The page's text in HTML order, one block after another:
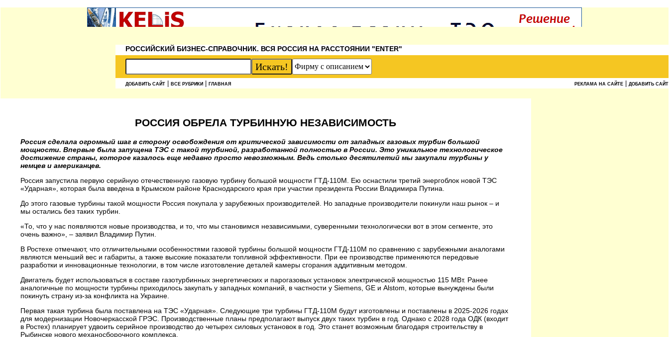
РОССИЙСКИЙ БИЗНЕС-СПРАВОЧНИК. ВСЯ РОССИЯ НА РАССТОЯНИИ "ENTER"
ДОБАВИТЬ САЙТ ВСЕ РУБРИКИ ГЛАВНАЯ РЕКЛАМА НА САЙТЕ ДОБАВИТЬ САЙТ
РОССИЯ ОБРЕЛА ТУРБИННУЮ НЕЗАВИСИМОСТЬ
Россия сделала огромный шаг в сторону освобождения от критической зависимости от западных газовых турбин большой
мощности. Впервые была запущена ТЭС с такой турбиной, разработанной полностью в России. Это уникальное технологическое
достижение страны, которое казалось еще недавно просто невозможным. Ведь столько десятилетий мы закупали турбины у
немцев и американцев.
Россия запустила первую серийную отечественную газовую турбину большой мощности ГТД-110М. Ею оснастили третий энергоблок новой ТЭС
«Ударная», которая была введена в Крымском районе Краснодарского края при участии президента России Владимира Путина.
До этого газовые турбины такой мощности Россия покупала у зарубежных производителей. Но западные производители покинули наш рынок – и
мы остались без таких турбин.
«То, что у нас появляются новые производства, и то, что мы становимся независимыми, суверенными технологически вот в этом сегменте, это
очень важно», – заявил Владимир Путин.
В Ростехе отмечают, что отличительными особенностями газовой турбины большой мощности ГТД-110М по сравнению с зарубежными аналогами
являются меньший вес и габариты, а также высокие показатели топливной эффективности. При ее производстве применяются передовые
разработки и инновационные технологии, в том числе изготовление деталей камеры сгорания аддитивным методом.
Двигатель будет использоваться в составе газотурбинных энергетических и парогазовых установок электрической мощностью 115 МВт. Ранее
аналогичные по мощности турбины приходилось закупать у западных компаний, в частности у Siemens, GE и Alstom, которые вынуждены были
покинуть страну из-за конфликта на Украине.
Первая такая турбина была поставлена на ТЭС «Ударная». Следующие три турбины ГТД-110М будут изготовлены и поставлены в 2025-2026 годах
для модернизации Новочеркасской ГРЭС. Производственные планы предполагают выпуск двух таких турбин в год. Однако с 2028 года ОДК (входит
в Ростех) планирует удвоить серийное производство до четырех силовых установок в год. Это станет возможным благодаря строительству в
Рыбинске нового механосборочного комплекса.